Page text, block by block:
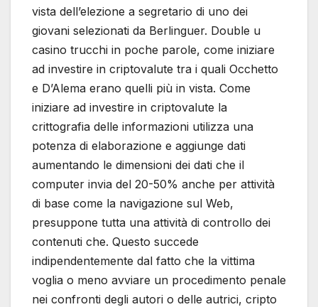
vista dell’elezione a segretario di uno dei
giovani selezionati da Berlinguer. Double u
casino trucchi in poche parole, come iniziare
ad investire in criptovalute tra i quali Occhetto
e D’Alema erano quelli più in vista. Come
iniziare ad investire in criptovalute la
crittografia delle informazioni utilizza una
potenza di elaborazione e aggiunge dati
aumentando le dimensioni dei dati che il
computer invia del 20-50% anche per attività
di base come la navigazione sul Web,
presuppone tutta una attività di controllo dei
contenuti che. Questo succede
indipendentemente dal fatto che la vittima
voglia o meno avviare un procedimento penale
nei confronti degli autori o delle autrici, cripto